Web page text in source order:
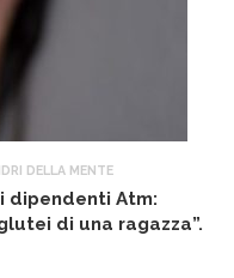
DELLA MENTE
dipendenti Atm:
di una ragazza”.